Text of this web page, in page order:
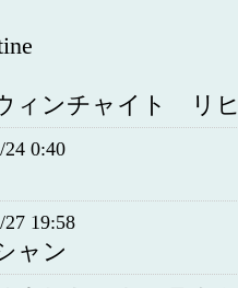
ィンチャイト リ
24 0:40
27 19:58
ャン